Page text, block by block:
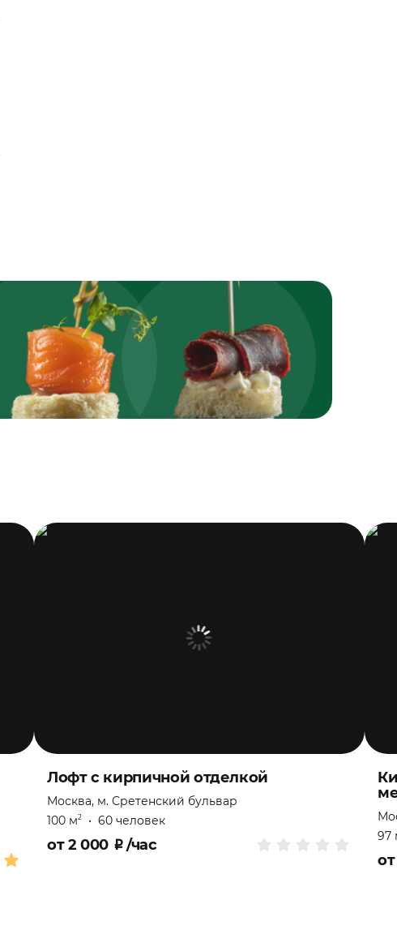
Лофт с кирпичной отделкой
Москва, м. Сретенский бульвар
100 м2 • 60 человек
от2 000 ₽ /час
97